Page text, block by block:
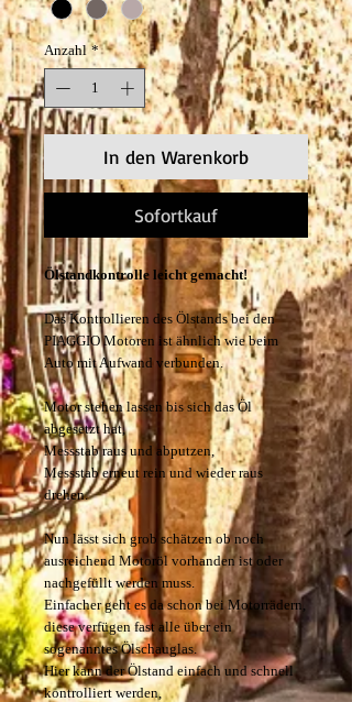
Anzahl *
In den Warenkorb
Sofortkauf
Ölstandkontrolle leicht gemacht!
Das Kontrollieren des Ölstands bei den
PIAGGIO Motoren ist ähnlich wie beim
Auto mit Aufwand verbunden.
Motor stehen lassen bis sich das Öl
abgesetzt hat,
Messstab raus und abputzen,
Messstab erneut rein und wieder raus
drehen.
Nun lässt sich grob schätzen ob noch
ausreichend Motoröl vorhanden ist oder
nachgefüllt werden muss.
Einfacher geht es da schon bei Motorrädern,
diese verfügen fast alle über ein
sogenanntes Ölschauglas.
Hier kann der Ölstand einfach und schnell
kontrolliert werden,